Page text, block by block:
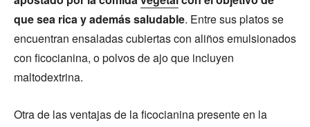
que sea rica y además saludable. Entre sus platos se
encuentran ensaladas cubiertas con aliños emulsionados
con ficocianina, o polvos de ajo que incluyen
maltodextrina.
Otra de las ventajas de la ficocianina presente en la